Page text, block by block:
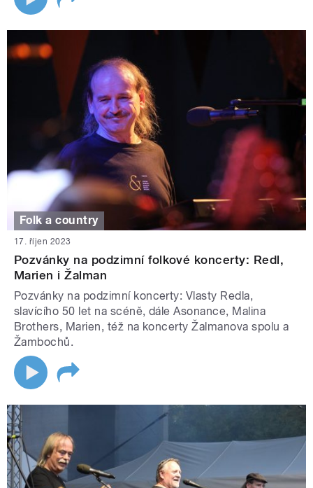
Folk a country
17. říjen 2023
Pozvánky na podzimní folkové koncerty: Redl,
Marien i Žalman
Pozvánky na podzimní koncerty: Vlasty Redla,
slavícího 50 let na scéně, dále Asonance, Malina
Brothers, Marien, též na koncerty Žalmanova spolu a
Žambochů.